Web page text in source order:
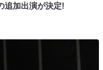
追加出演が決定!